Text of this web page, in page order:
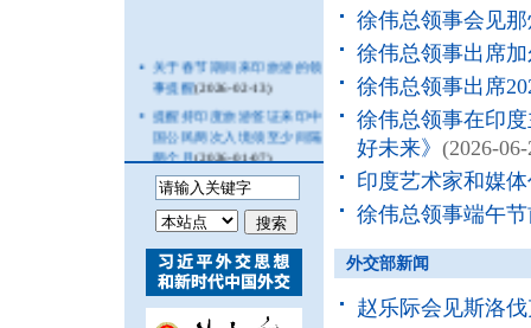
关于春节期间来印旅游的领
事提醒(2026-02-13)
提醒持印度旅游签证来印中
国公民两次入境须至少间隔
两个月(2026-01-07)
关于进一步延长签证申请免
采指纹政策期限并扩大范围
的通知(2025-12-24)
中国驻加尔各答总领馆领事
服务2026年节假日放假安排
(2025-12-20)
徐伟总领事会见
徐伟总领事出席
徐伟总领事出席
徐伟总领事在印
好未来》 (2026-
印度艺术家和媒
徐伟总领事端午
外交部新闻
赵乐际会见斯洛